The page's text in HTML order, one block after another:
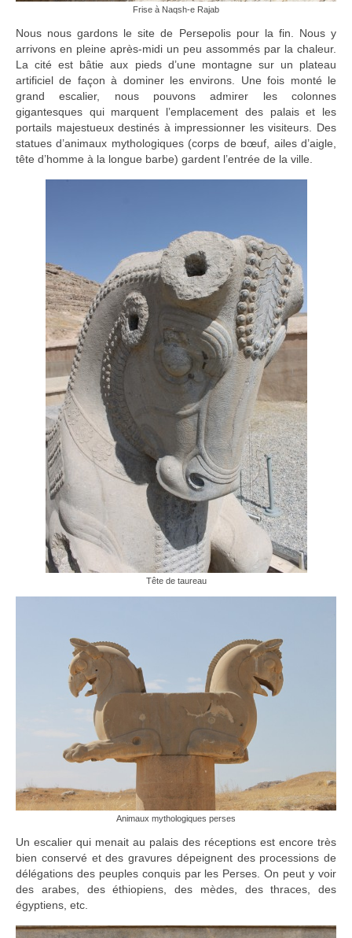
Frise à Naqsh-e Rajab
Nous nous gardons le site de Persepolis pour la fin. Nous y
arrivons en pleine après-midi un peu assommés par la chaleur.
La cité est bâtie aux pieds d’une montagne sur un plateau
artificiel de façon à dominer les environs. Une fois monté le
grand escalier, nous pouvons admirer les colonnes
gigantesques qui marquent l’emplacement des palais et les
portails majestueux destinés à impressionner les visiteurs. Des
statues d’animaux mythologiques (corps de bœuf, ailes d’aigle,
tête d’homme à la longue barbe) gardent l’entrée de la ville.
Tête de taureau
Animaux mythologiques perses
Un escalier qui menait au palais des réceptions est encore très
bien conservé et des gravures dépeignent des processions de
délégations des peuples conquis par les Perses. On peut y voir
des arabes, des éthiopiens, des mèdes, des thraces, des
égyptiens, etc.